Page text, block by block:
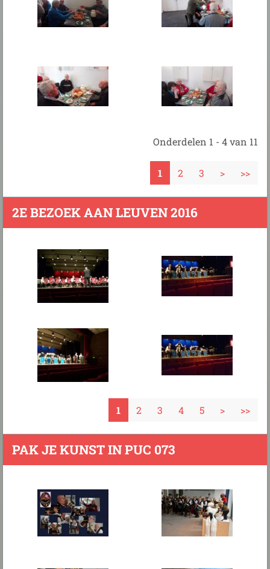
Onderdelen 1 - 4 van 11
1 2 3 > >>
2E BEZOEK AAN LEUVEN 2016
1 2 3 4 5 > >>
PAK JE KUNST IN PUC 073